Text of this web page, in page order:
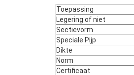
Toepassing
Legering of niet
Sectievorm
Speciale Pijp
Dikte
Norm
Certificaat